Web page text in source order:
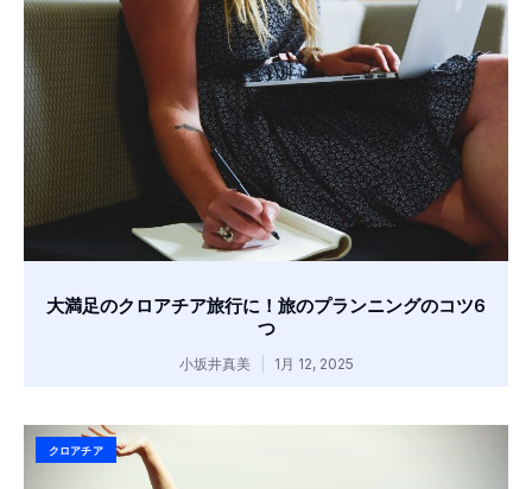
大満足のクロアチア旅行に！旅のプランニングのコツ6
つ
小坂井真美 1月 12, 2025
クロアチア